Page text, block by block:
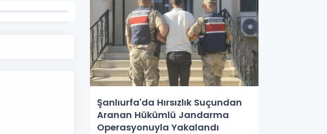
Şanlıurfa'da Hırsızlık Suçundan
Aranan Hükümlü Jandarma
Operasyonuyla Yakalandı